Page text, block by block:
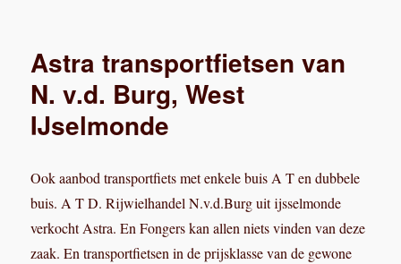
Astra transportfietsen van
N. v.d. Burg, West
IJselmonde
Ook aanbod transportfiets met enkele buis A T en dubbele
buis. A T D. Rijwielhandel N.v.d.Burg uit ijsselmonde
verkocht Astra. En Fongers kan allen niets vinden van deze
zaak. En transportfietsen in de prijsklasse van de gewone